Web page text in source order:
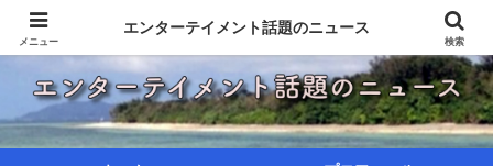
メニュー
エンターテイメント話題のニュース
検索